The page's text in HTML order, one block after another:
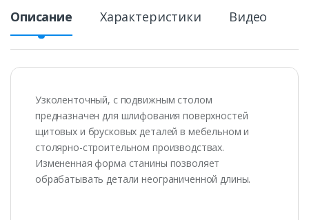
Описание Характеристики Видео
Узколенточный, с подвижным столом
предназначен для шлифования поверхностей
щитовых и брусковых деталей в мебельном и
столярно-строительном производствах.
Измененная форма станины позволяет
обрабатывать детали неограниченной длины.